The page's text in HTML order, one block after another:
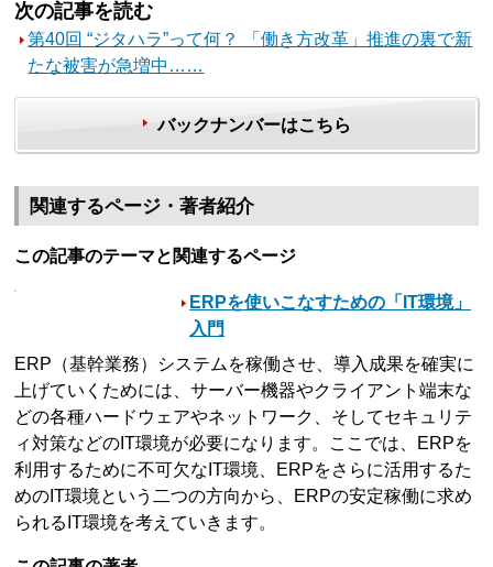
次の記事を読む
第40回 “ジタハラ”って何？ 「働き方改革」推進の裏で新
たな被害が急増中……
バックナンバーはこちら
関連するページ・著者紹介
この記事のテーマと関連するページ
ERPを使いこなすための「IT環境」
入門
ERP（基幹業務）システムを稼働させ、導入成果を確実に
上げていくためには、サーバー機器やクライアント端末な
どの各種ハードウェアやネットワーク、そしてセキュリテ
ィ対策などのIT環境が必要になります。ここでは、ERPを
利用するために不可欠なIT環境、ERPをさらに活用するた
めのIT環境という二つの方向から、ERPの安定稼働に求め
られるIT環境を考えていきます。